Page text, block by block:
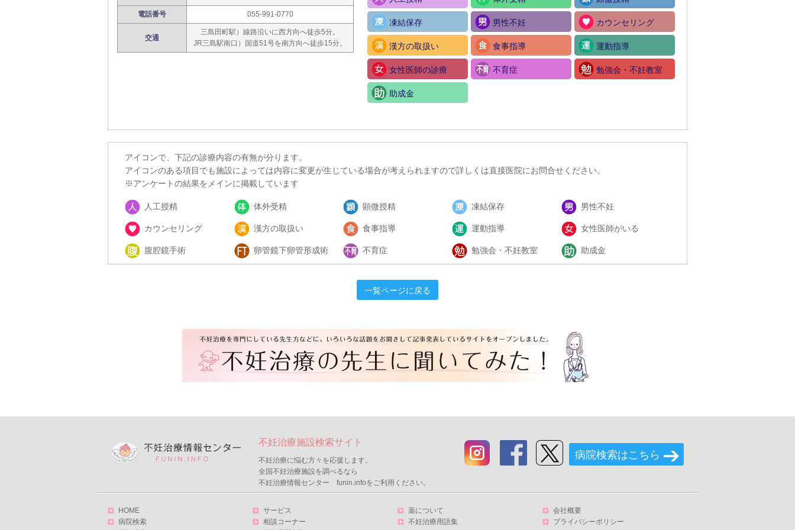
電話番号 055-991-0770
交通
三島田町駅）線路沿いに西方向へ徒歩5分。
JR三島駅南口）国道51号を南方向へ徒歩15分。
凍結保存 男性不妊 カウンセリング
漢方の取扱い 食事指導 運動指導
女性医師の診療 不育症 勉強会・不妊教室
助成金
アイコンで、下記の診療内容の有無が分ります。
アイコンのある項目でも施設によっては内容に変更が生じている場合が考えられますので詳しくは直接医院にお問合せください。
※アンケートの結果をメインに掲載しています
人工授精 体外受精 顕微授精 凍結保存 男性不妊
カウンセリング 漢方の取扱い 食事指導 運動指導 女性医師がいる
腹腔鏡手術 卵管鏡下卵管形成術 不育症 勉強会・不妊教室 助成金
一覧ページに戻る
不妊治療施設検索サイト
不妊治療に悩む方々を応援します。
全国不妊治療施設を調べるなら
不妊治療情報センター funin.infoをご利用ください。
病院検索はこちら
HOME
病院検索
サービス
相談コーナー
薬について
不妊治療用語集
会社概要
プライバシーポリシー